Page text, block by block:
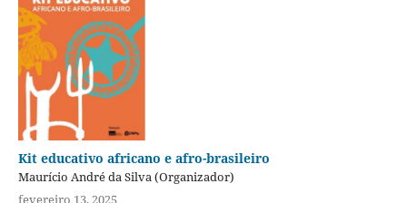
Kit educativo africano e afro-brasileiro
Maurício André da Silva (Organizador)
fevereiro 13, 2025